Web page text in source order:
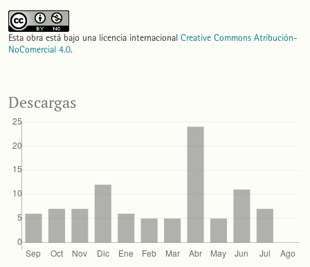
Esta obra está bajo una licencia internacional Creative Commons Atribución-
NoComercial 4.0.
Descargas